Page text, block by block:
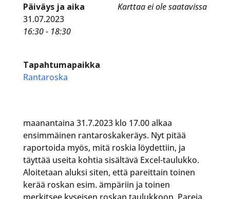
Karttaa ei ole saatavissa
Päiväys ja aika
31.07.2023
16:30 - 18:30
Tapahtumapaikka
Rantaroska
maanantaina 31.7.2023 klo 17.00 alkaa
ensimmäinen rantaroskakeräys. Nyt pitää
raportoida myös, mitä roskia löydettiin, ja
täyttää useita kohtia sisältävä Excel-taulukko.
Aloitetaan aluksi siten, että pareittain toinen
kerää roskan esim. ämpäriin ja toinen